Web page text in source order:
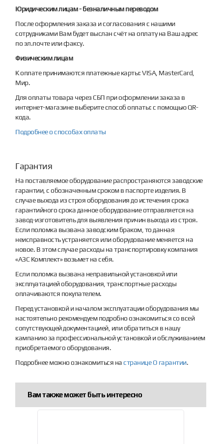
Юридическим лицам - безналичным переводом
После оформления заказа и согласования с нашими
сотрудниками Вам будет выслан счёт на оплату на Ваш адрес
по эл.почте или факсу.
Физическим лицам
К оплате принимаются платежные карты: VISA, MasterCard,
Мир.
Для оплаты товара через СБП при оформлении заказа в
интернет-магазине выберите способ оплаты: с помощью QR-
кода.
Подробнее о способах оплаты
Гарантия
На поставляемое оборудование распространяются заводские
гарантии, с обозначенным сроком в паспорте изделия. В
случае выхода из строя оборудования до истечения срока
гарантийного срока данное оборудование отправляется на
завод-изготовитель для выявления причин выхода из строя.
Если поломка вызвана заводским браком, то данная
неисправность устраняется или оборудование меняется на
новое. В этом случае расходы на транспортировку компания
«АЗС Комплект» возьмет на себя.
Если поломка вызвана неправильной установкой или
эксплуатацией оборудования, транспортные расходы
оплачиваются покупателем.
Перед установкой и началом эксплуатации оборудования мы
настоятельно рекомендуем подробно ознакомиться со всей
сопутствующей документацией, или обратиться в нашу
кампанию за профессиональной установкой и обслуживанием
приобретаемого оборудования.
Подробнее можно ознакомиться настранице О гарантии.
Вам также может быть интересно